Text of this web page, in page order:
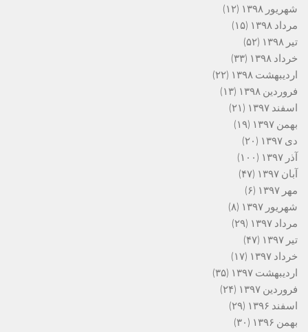
شهریور ۱۳۹۸
(۱۲)
مرداد ۱۳۹۸
(۱۵)
تیر ۱۳۹۸
(۵۲)
خرداد ۱۳۹۸
(۳۳)
اردیبهشت ۱۳۹۸
(۲۲)
فروردین ۱۳۹۸
(۱۳)
اسفند ۱۳۹۷
(۲۱)
بهمن ۱۳۹۷
(۱۹)
دی ۱۳۹۷
(۲۰)
آذر ۱۳۹۷
(۱۰۰)
آبان ۱۳۹۷
(۴۷)
مهر ۱۳۹۷
(۶)
شهریور ۱۳۹۷
(۸)
مرداد ۱۳۹۷
(۲۹)
تیر ۱۳۹۷
(۴۷)
خرداد ۱۳۹۷
(۱۷)
اردیبهشت ۱۳۹۷
(۳۵)
فروردین ۱۳۹۷
(۲۴)
اسفند ۱۳۹۶
(۲۹)
بهمن ۱۳۹۶
(۳۰)